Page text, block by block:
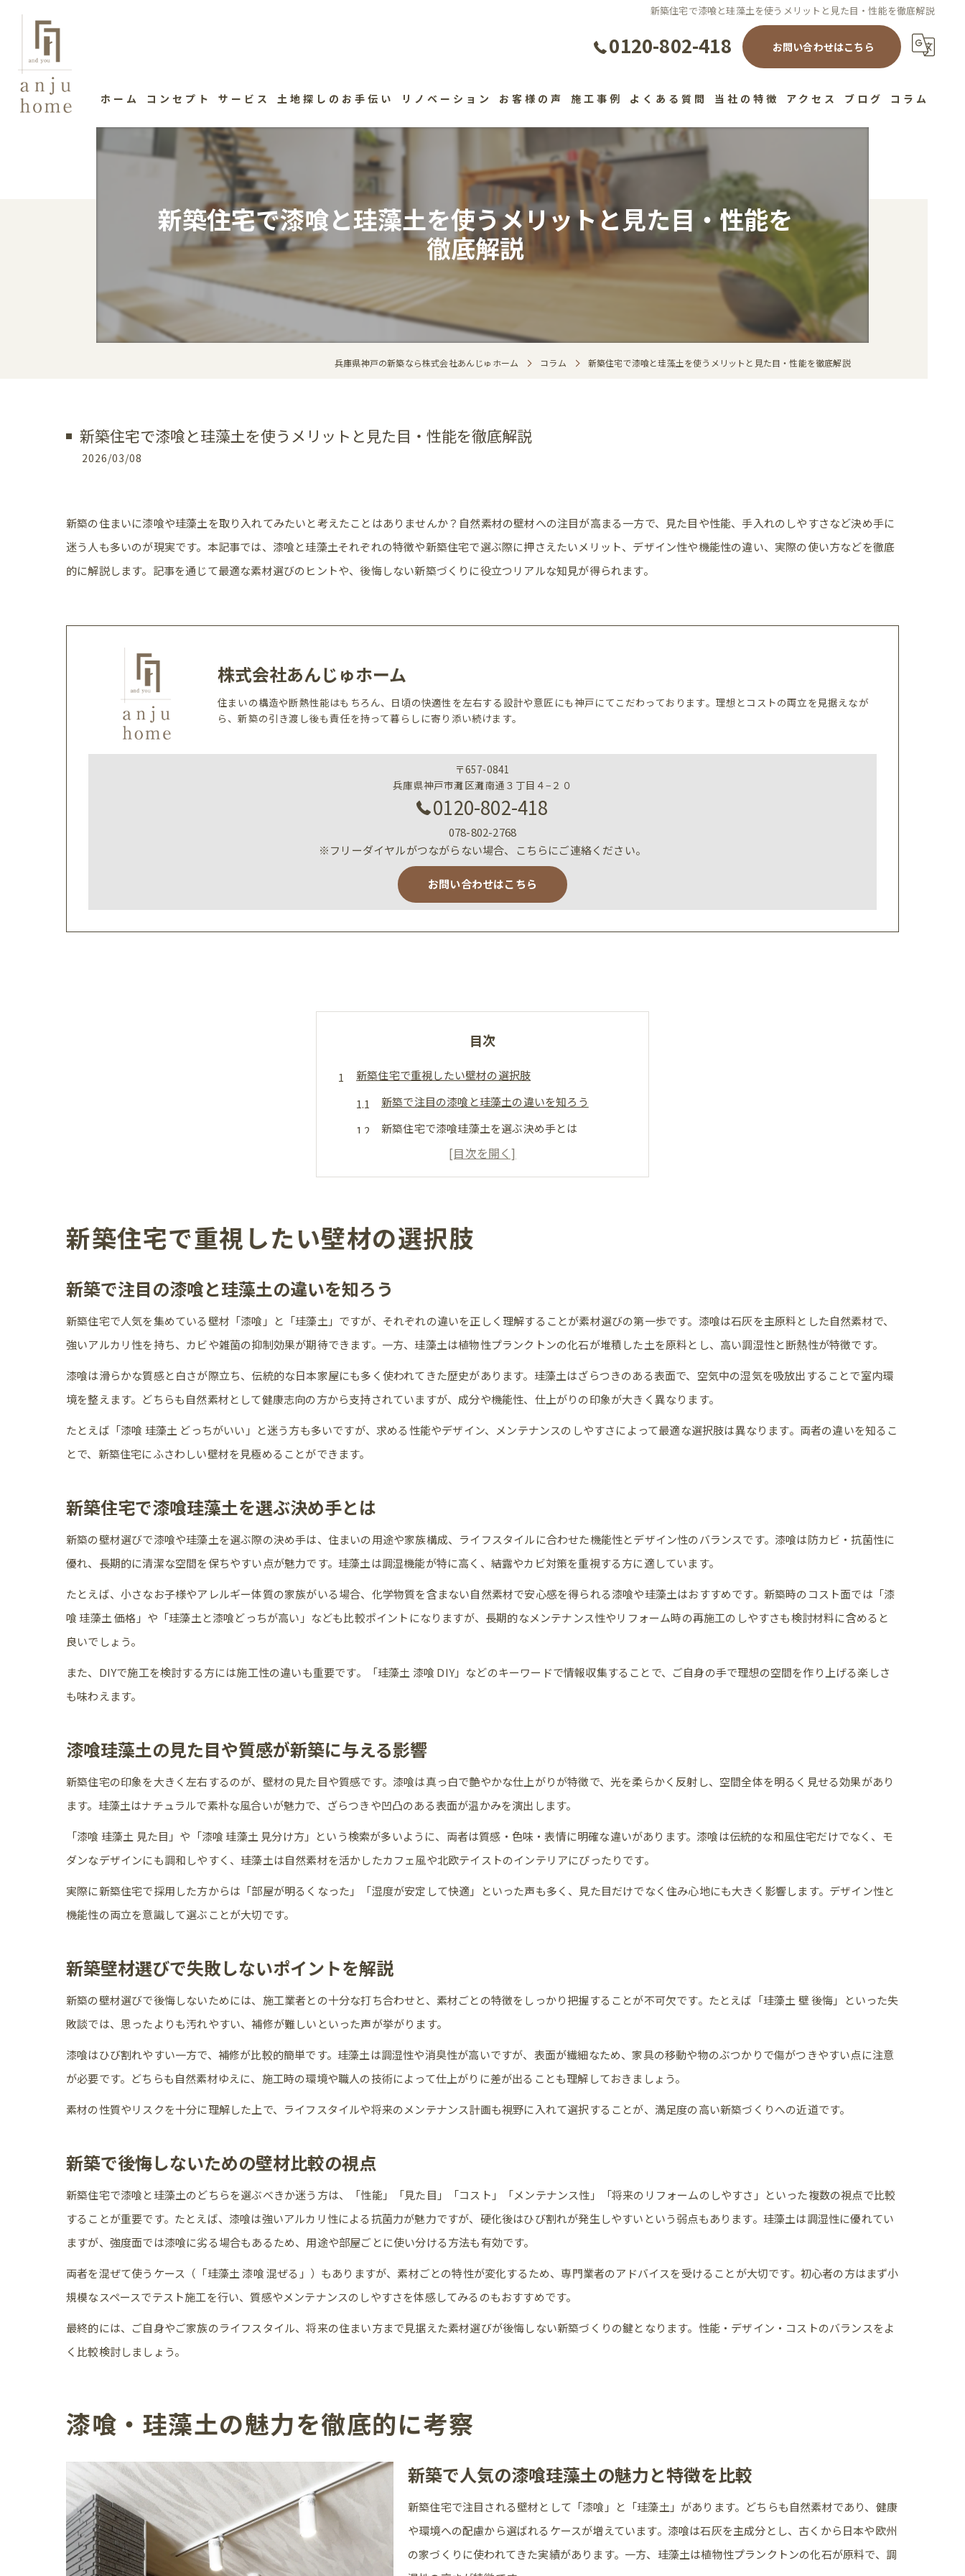
新築住宅で漆喰と珪藻土を使うメリットと見た目・性能を徹底解説
0120-802-418 お問い合わせはこちら
ホーム コンセプト サービス 土地探しのお手伝い リノベーション お客様の声 施工事例 よくある質問 当社の特徴
高性能
デザイン
健康住宅
アクセス ブログ コラム
新築住宅で漆喰と珪藻土を使うメリットと見た目・性能を
徹底解説
兵庫県神戸の新築なら株式会社あんじゅホーム コラム 新築住宅で漆喰と珪藻土を使うメリットと見た目・性能を徹底解説
新築住宅で漆喰と珪藻土を使うメリットと見た目・性能を徹底解説
2026/03/08
新築の住まいに漆喰や珪藻土を取り入れてみたいと考えたことはありませんか？自然素材の壁材への注目が高まる一方で、見た目や性能、手入れのしやすさなど決め手に
迷う人も多いのが現実です。本記事では、漆喰と珪藻土それぞれの特徴や新築住宅で選ぶ際に押さえたいメリット、デザイン性や機能性の違い、実際の使い方などを徹底
的に解説します。記事を通じて最適な素材選びのヒントや、後悔しない新築づくりに役立つリアルな知見が得られます。
株式会社あんじゅホーム
住まいの構造や断熱性能はもちろん、日頃の快適性を左右する設計や意匠にも神戸にてこだわっております。理想とコストの両立を見据えなが
ら、新築の引き渡し後も責任を持って暮らしに寄り添い続けます。
〒657-0841
兵庫県神戸市灘区灘南通３丁目４−２０
0120-802-418
078-802-2768
※フリーダイヤルがつながらない場合、こちらにご連絡ください。
お問い合わせはこちら
目次
新築住宅で重視したい壁材の選択肢
新築で注目の漆喰と珪藻土の違いを知ろう
新築住宅で漆喰珪藻土を選ぶ決め手とは
漆喰珪藻土の見た目や質感が新築に与える影響
新築壁材選びで失敗しないポイントを解説
漆喰・珪藻土の魅力を徹底的に考察
漆喰と珪藻土の新築での長所と短所を分析
新築住宅で漆喰珪藻土を使う実際のメリット
自然素材ならではの新築暮らしの快適性
漆喰珪藻土の新築での見た目の変化に注目
珪藻土と漆喰どっちが後悔しない？
新築で体感する漆喰珪藻土の調湿効果と快適性
新築暮らしで調湿力を実感する素材の選び方
新築で漆喰珪藻土の価格と価値を比較する
漆喰珪藻土価格と新築予算のバランスの考え方
価格だけで決めない新築壁材の選択ポイント
新築住宅で重視したい壁材の選択肢
新築で注目の漆喰と珪藻土の違いを知ろう
新築住宅で人気を集めている壁材「漆喰」と「珪藻土」ですが、それぞれの違いを正しく理解することが素材選びの第一歩です。漆喰は石灰を主原料とした自然素材で、
強いアルカリ性を持ち、カビや雑菌の抑制効果が期待できます。一方、珪藻土は植物性プランクトンの化石が堆積した土を原料とし、高い調湿性と断熱性が特徴です。
漆喰は滑らかな質感と白さが際立ち、伝統的な日本家屋にも多く使われてきた歴史があります。珪藻土はざらつきのある表面で、空気中の湿気を吸放出することで室内環
境を整えます。どちらも自然素材として健康志向の方から支持されていますが、成分や機能性、仕上がりの印象が大きく異なります。
たとえば「漆喰 珪藻土 どっちがいい」と迷う方も多いですが、求める性能やデザイン、メンテナンスのしやすさによって最適な選択肢は異なります。両者の違いを知るこ
とで、新築住宅にふさわしい壁材を見極めることができます。
新築住宅で漆喰珪藻土を選ぶ決め手とは
新築の壁材選びで漆喰や珪藻土を選ぶ際の決め手は、住まいの用途や家族構成、ライフスタイルに合わせた機能性とデザイン性のバランスです。漆喰は防カビ・抗菌性に
優れ、長期的に清潔な空間を保ちやすい点が魅力です。珪藻土は調湿機能が特に高く、結露やカビ対策を重視する方に適しています。
たとえば、小さなお子様やアレルギー体質の家族がいる場合、化学物質を含まない自然素材で安心感を得られる漆喰や珪藻土はおすすめです。新築時のコスト面では「漆
喰 珪藻土 価格」や「珪藻土と漆喰どっちが高い」なども比較ポイントになりますが、長期的なメンテナンス性やリフォーム時の再施工のしやすさも検討材料に含めると
良いでしょう。
また、DIYで施工を検討する方には施工性の違いも重要です。「珪藻土 漆喰 DIY」などのキーワードで情報収集することで、ご自身の手で理想の空間を作り上げる楽しさ
も味わえます。
漆喰珪藻土の見た目や質感が新築に与える影響
新築住宅の印象を大きく左右するのが、壁材の見た目や質感です。漆喰は真っ白で艶やかな仕上がりが特徴で、光を柔らかく反射し、空間全体を明るく見せる効果があり
ます。珪藻土はナチュラルで素朴な風合いが魅力で、ざらつきや凹凸のある表面が温かみを演出します。
「漆喰 珪藻土 見た目」や「漆喰 珪藻土 見分け方」という検索が多いように、両者は質感・色味・表情に明確な違いがあります。漆喰は伝統的な和風住宅だけでなく、モ
ダンなデザインにも調和しやすく、珪藻土は自然素材を活かしたカフェ風や北欧テイストのインテリアにぴったりです。
実際に新築住宅で採用した方からは「部屋が明るくなった」「湿度が安定して快適」といった声も多く、見た目だけでなく住み心地にも大きく影響します。デザイン性と
機能性の両立を意識して選ぶことが大切です。
新築壁材選びで失敗しないポイントを解説
新築の壁材選びで後悔しないためには、施工業者との十分な打ち合わせと、素材ごとの特徴をしっかり把握することが不可欠です。たとえば「珪藻土 壁 後悔」といった失
敗談では、思ったよりも汚れやすい、補修が難しいといった声が挙がります。
漆喰はひび割れやすい一方で、補修が比較的簡単です。珪藻土は調湿性や消臭性が高いですが、表面が繊細なため、家具の移動や物のぶつかりで傷がつきやすい点に注意
が必要です。どちらも自然素材ゆえに、施工時の環境や職人の技術によって仕上がりに差が出ることも理解しておきましょう。
素材の性質やリスクを十分に理解した上で、ライフスタイルや将来のメンテナンス計画も視野に入れて選択することが、満足度の高い新築づくりへの近道です。
新築で後悔しないための壁材比較の視点
新築住宅で漆喰と珪藻土のどちらを選ぶべきか迷う方は、「性能」「見た目」「コスト」「メンテナンス性」「将来のリフォームのしやすさ」といった複数の視点で比較
することが重要です。たとえば、漆喰は強いアルカリ性による抗菌力が魅力ですが、硬化後はひび割れが発生しやすいという弱点もあります。珪藻土は調湿性に優れてい
ますが、強度面では漆喰に劣る場合もあるため、用途や部屋ごとに使い分ける方法も有効です。
両者を混ぜて使うケース（「珪藻土 漆喰 混ぜる」）もありますが、素材ごとの特性が変化するため、専門業者のアドバイスを受けることが大切です。初心者の方はまず小
規模なスペースでテスト施工を行い、質感やメンテナンスのしやすさを体感してみるのもおすすめです。
最終的には、ご自身やご家族のライフスタイル、将来の住まい方まで見据えた素材選びが後悔しない新築づくりの鍵となります。性能・デザイン・コストのバランスをよ
く比較検討しましょう。
漆喰・珪藻土の魅力を徹底的に考察
新築で人気の漆喰珪藻土の魅力と特徴を比較
新築住宅で注目される壁材として「漆喰」と「珪藻土」があります。どちらも自然素材であり、健康
や環境への配慮から選ばれるケースが増えています。漆喰は石灰を主成分とし、古くから日本や欧州
の家づくりに使われてきた実績があります。一方、珪藻土は植物性プランクトンの化石が原料で、調
お問い合わせはこちら
お問い合わせはこちら